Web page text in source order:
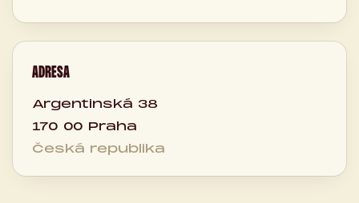
ADRESA
Argentinská 38
170 00 Praha
Česká republika